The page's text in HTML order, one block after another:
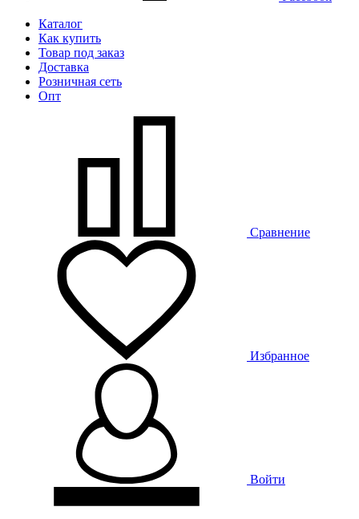
Каталог
Как купить
Товар под заказ
Доставка
Розничная сеть
Опт
Сравнение
Избранное
Войти